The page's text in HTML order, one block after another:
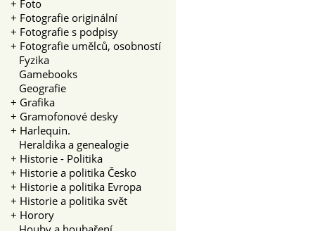
+ Foto
+ Fotografie originální
+ Fotografie s podpisy
+ Fotografie umělců, osobností
Fyzika
Gamebooks
Geografie
+ Grafika
+ Gramofonové desky
+ Harlequin.
Heraldika a genealogie
+ Historie - Politika
+ Historie a politika Česko
+ Historie a politika Evropa
+ Historie a politika svět
+ Horory